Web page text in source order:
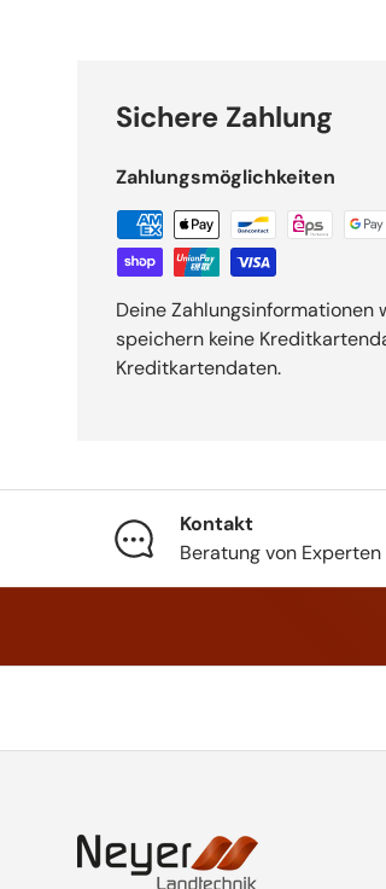
Sichere Zahlung
Zahlungsmöglichkeiten
Deine Zahlungsinformationen
speichern keine
Kreditkartendaten.
Kontakt
Beratung von Experten